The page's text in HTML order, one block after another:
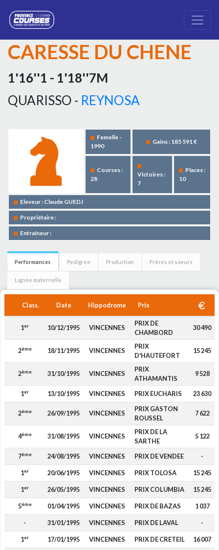
CARESSE DU CHENE
1'16''1 - 1'18''7M
QUARISSO - REYNOSA
Femelle -
1990
Gains : 185 591 €
Courses :
28
Victoires :
7
Places :
10
Eleveur : Claude GUEDJ
Propriétaire :
Entraîneur :
Performances Pedigree Production Frères et soeurs
Lignée maternelle
Class. Date Hippodrome Prix
1er 10/12/1995 VINCENNES
PRIX DE
CHAMBORD
30 490
2ème 18/11/1995 VINCENNES
PRIX
D'HAUTEFORT
15 245
2ème 31/10/1995 VINCENNES
PRIX
ATHAMANTIS
9 528
1er 13/10/1995 VINCENNES PRIX EUCHARIS 23 630
2ème 26/09/1995 VINCENNES
PRIX GASTON
ROUSSEL
7 622
4ème 31/08/1995 VINCENNES
PRIX DE LA
SARTHE
5 122
7ème 24/08/1995 VINCENNES PRIX DE VENDEE -
1er 20/06/1995 VINCENNES PRIX TOLOSA 15 245
1er 26/05/1995 VINCENNES PRIX COLUMBIA 15 245
5ème 01/04/1995 VINCENNES PRIX DE BAZAS 1 037
- 31/01/1995 VINCENNES PRIX DE LAVAL -
1er 17/01/1995 VINCENNES PRIX DE CRETEIL 16 007